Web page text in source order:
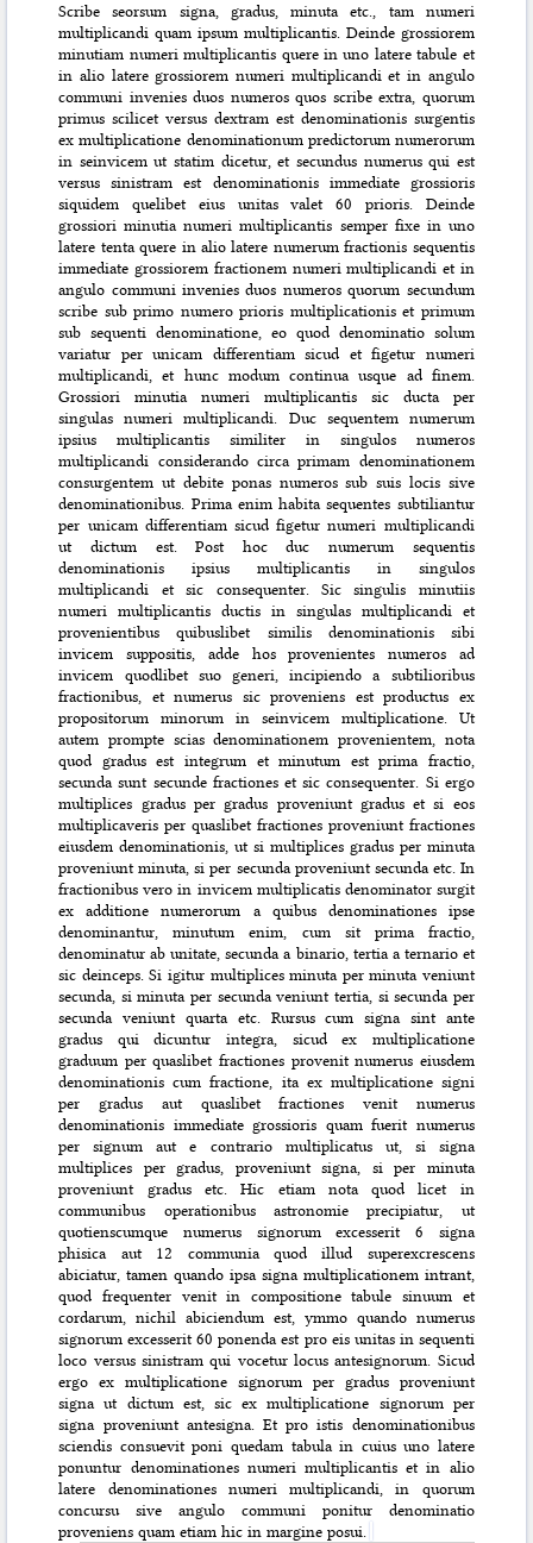
Scribe seorsum signa, gradus, minuta etc., tam numeri
multiplicandi quam ipsum multiplicantis. Deinde grossiorem
minutiam numeri multiplicantis quere in uno latere tabule et
in alio latere grossiorem numeri multiplicandi et in angulo
communi invenies duos numeros quos scribe extra, quorum
primus scilicet versus dextram est denominationis surgentis
ex multiplicatione denominationum predictorum numerorum
in seinvicem ut statim dicetur, et secundus numerus qui est
versus sinistram est denominationis immediate grossioris
siquidem quelibet eius unitas valet 60 prioris. Deinde
grossiori minutia numeri multiplicantis semper fixe in uno
latere tenta quere in alio latere numerum fractionis sequentis
immediate grossiorem fractionem numeri multiplicandi et in
angulo communi invenies duos numeros quorum secundum
scribe sub primo numero prioris multiplicationis et primum
sub sequenti denominatione, eo quod denominatio solum
variatur per unicam differentiam sicud et figetur numeri
multiplicandi, et hunc modum continua usque ad finem.
Grossiori minutia numeri multiplicantis sic ducta per
singulas numeri multiplicandi. Duc sequentem numerum
ipsius multiplicantis similiter in singulos numeros
multiplicandi considerando circa primam denominationem
consurgentem ut debite ponas numeros sub suis locis sive
denominationibus. Prima enim habita sequentes subtiliantur
per unicam differentiam sicud figetur numeri multiplicandi
ut dictum est. Post hoc duc numerum sequentis
denominationis ipsius multiplicantis in singulos
multiplicandi et sic consequenter. Sic singulis minutiis
numeri multiplicantis ductis in singulas multiplicandi et
provenientibus quibuslibet similis denominationis sibi
invicem suppositis, adde hos provenientes numeros ad
invicem quodlibet suo generi, incipiendo a subtilioribus
fractionibus, et numerus sic proveniens est productus ex
propositorum minorum in seinvicem multiplicatione. Ut
autem prompte scias denominationem provenientem, nota
quod gradus est integrum et minutum est prima fractio,
secunda sunt secunde fractiones et sic consequenter. Si ergo
multiplices gradus per gradus proveniunt gradus et si eos
multiplicaveris per quaslibet fractiones proveniunt fractiones
eiusdem denominationis, ut si multiplices gradus per minuta
proveniunt minuta, si per secunda proveniunt secunda etc. In
fractionibus vero in invicem multiplicatis denominator surgit
ex additione numerorum a quibus denominationes ipse
denominantur, minutum enim, cum sit prima fractio,
denominatur ab unitate, secunda a binario, tertia a ternario et
sic deinceps. Si igitur multiplices minuta per minuta veniunt
secunda, si minuta per secunda veniunt tertia, si secunda per
secunda veniunt quarta etc. Rursus cum signa sint ante
gradus qui dicuntur integra, sicud ex multiplicatione
graduum per quaslibet fractiones provenit numerus eiusdem
denominationis cum fractione, ita ex multiplicatione signi
per gradus aut quaslibet fractiones venit numerus
denominationis immediate grossioris quam fuerit numerus
per signum aut e contrario multiplicatus ut, si signa
multiplices per gradus, proveniunt signa, si per minuta
proveniunt gradus etc. Hic etiam nota quod licet in
communibus operationibus astronomie precipiatur, ut
quotienscumque numerus signorum excesserit 6 signa
phisica aut 12 communia quod illud superexcrescens
abiciatur, tamen quando ipsa signa multiplicationem intrant,
quod frequenter venit in compositione tabule sinuum et
cordarum, nichil abiciendum est, ymmo quando numerus
signorum excesserit 60 ponenda est pro eis unitas in sequenti
loco versus sinistram qui vocetur locus antesignorum. Sicud
ergo ex multiplicatione signorum per gradus proveniunt
signa ut dictum est, sic ex multiplicatione signorum per
signa proveniunt antesigna. Et pro istis denominationibus
sciendis consuevit poni quedam tabula in cuius uno latere
ponuntur denominationes numeri multiplicantis et in alio
latere denominationes numeri multiplicandi, in quorum
concursu sive angulo communi ponitur denominatio
proveniens quam etiam hic in margine posui.